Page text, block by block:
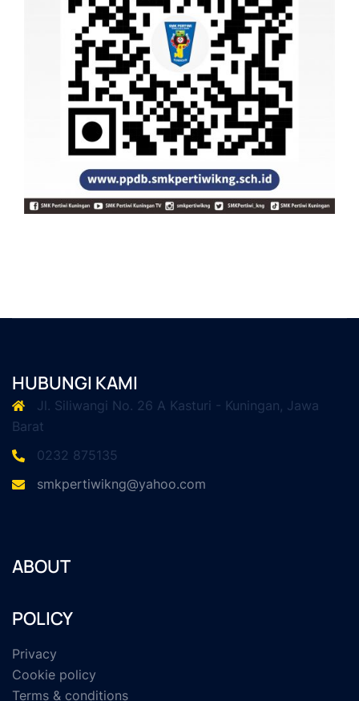
HUBUNGI KAMI
Jl. Siliwangi No. 26 A Kasturi - Kuningan, Jawa
Barat
0232 875135
smkpertiwikng@yahoo.com
ABOUT
POLICY
Privacy
Cookie policy
Terms & conditions